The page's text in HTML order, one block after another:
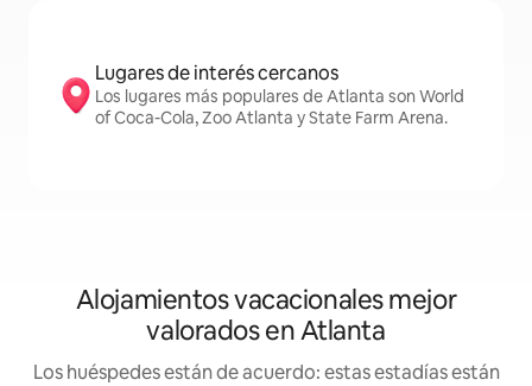
Lugares de interés cercanos
Los lugares más populares de Atlanta son World
of Coca-Cola, Zoo Atlanta y State Farm Arena.
Alojamientos vacacionales mejor
valorados en Atlanta
Los huéspedes están de acuerdo: estas estadías están